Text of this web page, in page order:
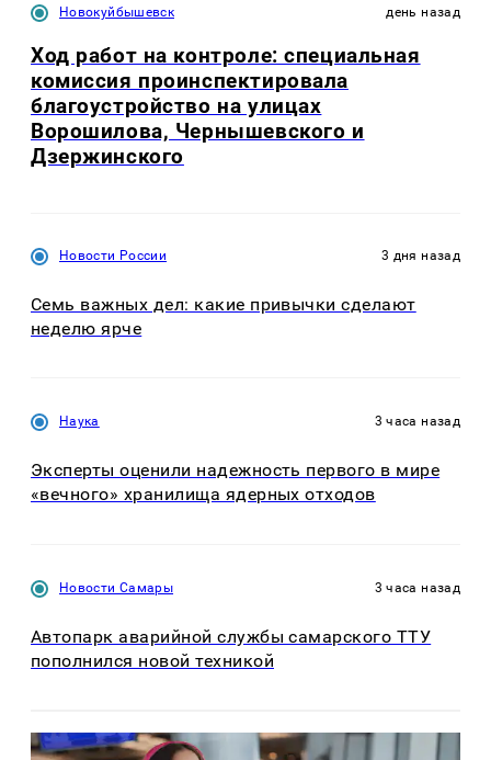
Новокуйбышевск день назад
Ход работ на контроле: специальная
комиссия проинспектировала
благоустройство на улицах
Ворошилова, Чернышевского и
Дзержинского
Новости России 3 дня назад
Семь важных дел: какие привычки сделают
неделю ярче
Наука 3 часа назад
Эксперты оценили надежность первого в мире
«вечного» хранилища ядерных отходов
Новости Самары 3 часа назад
Автопарк аварийной службы самарского ТТУ
пополнился новой техникой